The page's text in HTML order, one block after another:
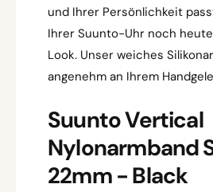
und Ihrer Persönlichkeit
Ihrer Suunto-Uhr noch
Look. Unser weiches
angenehm an Ihrem
Suunto Vertical
Nylonarmband
22mm - Black